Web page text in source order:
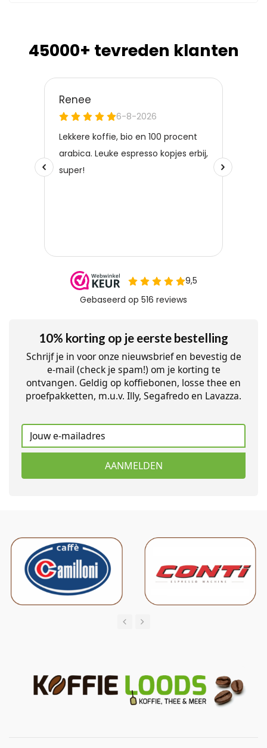
45000+ tevreden klanten
10% korting op je eerste bestelling
Schrijf je in voor onze nieuwsbrief en bevestig de
e-mail (check je spam!) om je korting te
ontvangen. Geldig op koffiebonen, losse thee en
proefpakketten, m.u.v. Illy, Segafredo en Lavazza.
AANMELDEN